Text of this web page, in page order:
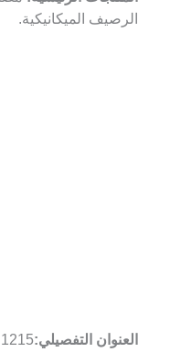
الرصيف الميكانيكية.
العنوان التفصيلي: